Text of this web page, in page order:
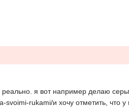
я вот например делаю
rukami/и хочу отметить, что